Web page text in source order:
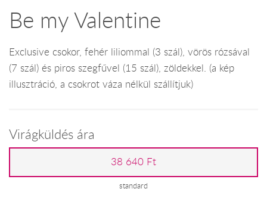
Be my Valentine
Exclusive csokor, fehér liliommal (3 szál), vörös rózsával
(7 szál) és piros szegfűvel (15 szál), zöldekkel. (a kép
illusztráció, a csokrot váza nélkül szállítjuk)
Virágküldés ára
38 640 Ft
standard